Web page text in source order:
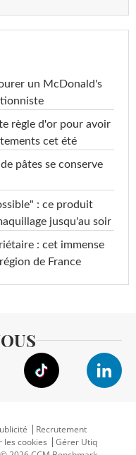
un McDonald's
règle d'or pour avoir
cet été
pâtes se conserve
: ce produit
jusqu'au soir
: cet immense
de France
Recrutement
les cookies
Gérer Utiq